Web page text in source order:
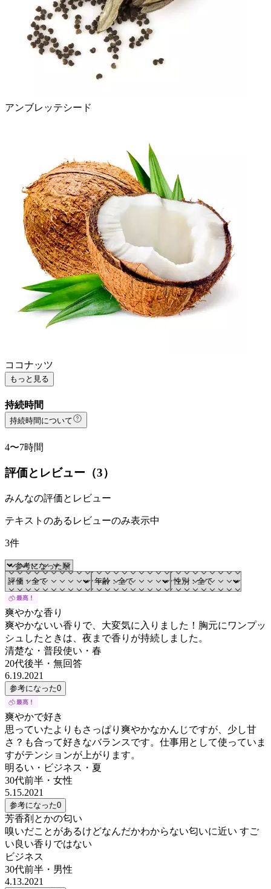
アンブレッテシード
ココナッツ
もっと見る
持続時間
持続時間について
4〜7時間
評価とレビュー（3）
みんなの評価とレビュー
テキストのあるレビューのみ表示中
3件
爽やかな香り
爽やかないい香りで、大変気に入りました！胸元にワンプッ
シュしたときは、夜まで香りが持続しました。
清楚な・普段使い・春
20代後半 ・ 無回答
6.19.2021
参考になった0
爽やかで好き
思っていたよりもさっぱり爽やかなかんじですが、少し甘
さ？も合って好きなバランスです。仕事用として使っていま
すがテンションが上がります。
明るい・ビジネス・夏
30代前半 ・ 女性
5.15.2021
参考になった0
芳香剤とかの匂い
嗅いだことがあるけどなんだかわからない匂いに近い すご
い良い香りではない
ビジネス
30代前半 ・ 男性
4.13.2021